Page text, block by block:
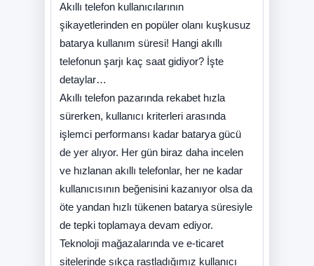
Akıllı telefon kullanıcılarının
şikayetlerinden en popüler olanı kuşkusuz
batarya kullanım süresi! Hangi akıllı
telefonun şarjı kaç saat gidiyor? İşte
detaylar…
Akıllı telefon pazarında rekabet hızla
sürerken, kullanıcı kriterleri arasında
işlemci performansı kadar batarya gücü
de yer alıyor. Her gün biraz daha incelen
ve hızlanan akıllı telefonlar, her ne kadar
kullanıcısının beğenisini kazanıyor olsa da
öte yandan hızlı tükenen batarya süresiyle
de tepki toplamaya devam ediyor.
Teknoloji mağazalarında ve e-ticaret
sitelerinde sıkça rastladığımız kullanıcı